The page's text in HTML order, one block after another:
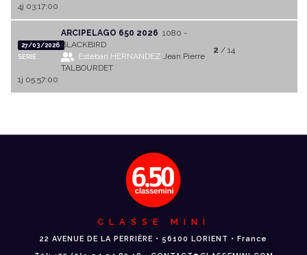
4j 03:17:00
27/03/2026
SERIE
ARCIPELAGO 650 2026 1080 -
BLACKBIRD
Esteban HERNANDEZ Jean Pierre
TALBOURDET
2 / 14
1j 05:57:00
CLASSE MINI
22 AVENUE DE LA PERRIÈRE • 56100 LORIENT • France